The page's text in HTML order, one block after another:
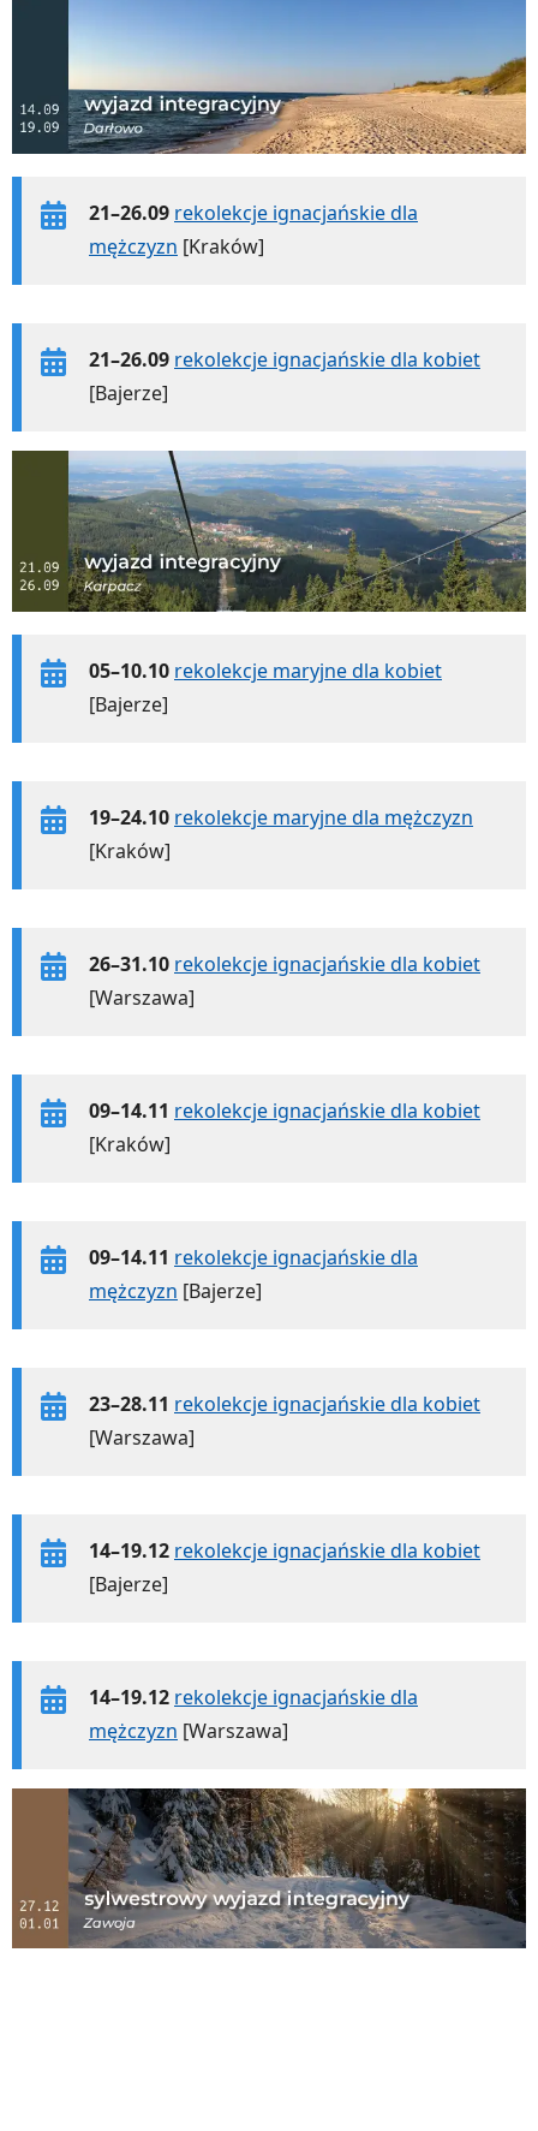
21–26.09 rekolekcje ignacjańskie dla
mężczyzn [Kraków]
21–26.09 rekolekcje ignacjańskie dla kobiet
[Bajerze]
05–10.10 rekolekcje maryjne dla kobiet
[Bajerze]
19–24.10 rekolekcje maryjne dla mężczyzn
[Kraków]
26–31.10 rekolekcje ignacjańskie dla kobiet
[Warszawa]
09–14.11 rekolekcje ignacjańskie dla kobiet
[Kraków]
09–14.11 rekolekcje ignacjańskie dla
mężczyzn [Bajerze]
23–28.11 rekolekcje ignacjańskie dla kobiet
[Warszawa]
14–19.12 rekolekcje ignacjańskie dla kobiet
[Bajerze]
14–19.12 rekolekcje ignacjańskie dla
mężczyzn [Warszawa]